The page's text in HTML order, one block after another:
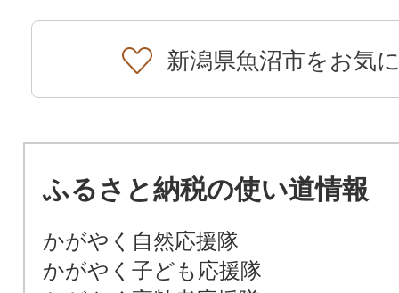
新潟県魚沼市をお気
ふるさと納税の使い道情報
かがやく自然応援隊
かがやく子ども応援隊